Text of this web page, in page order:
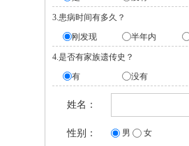
3.患病时间有多久？
刚发现
半年内
4.是否有家族遗传史？
有
没有
姓名：
性别： 男 女